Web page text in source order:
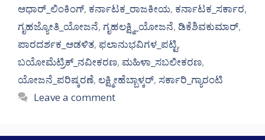
ಆಧಾರ್_ಲಿಂಕಿಂಗ್, ಕರ್ನಾಟಕ_ರಾಜಕೀಯ, ಕರ್ನಾಟಕ_ಸರ್ಕಾರ,
ಗೃಹಜ್ಯೋತಿ_ಯೋಜನೆ, ಗೃಹಲಕ್ಷ್ಮಿ_ಯೋಜನೆ, ಡಿಕೆಶಿವಕುಮಾರ್,
ಪಾರದರ್ಶಕ_ಆಡಳಿತ, ಫಲಾನುಭವಿಗಳ_ಪಟ್ಟಿ,
ಬಯೋಮೆಟ್ರಿಕ್_ನವೀಕರಣ, ಮಹಿಳಾ_ಸಬಲೀಕರಣ,
ಯೋಜನೆ_ಪರಿಷ್ಕರಣೆ, ಲಕ್ಷ್ಮೀಹೆಬ್ಬಾಳ್ಕರ್, ಸರ್ಕಾರಿ_ಗ್ಯಾರಂಟಿ
Leave a comment